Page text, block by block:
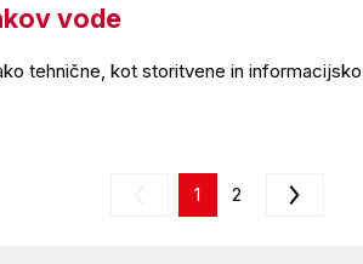
vode
tehnične, kot storitvene in
1 2